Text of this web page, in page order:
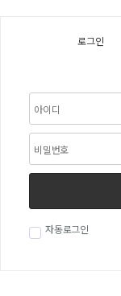
로그인
자동로그인